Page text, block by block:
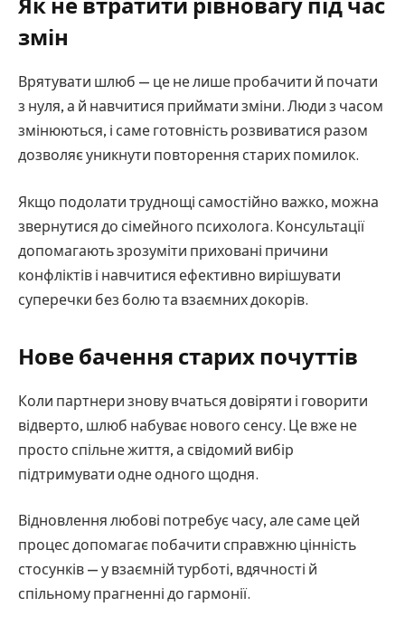
Як не втратити рівновагу під час
змін
Врятувати шлюб — це не лише пробачити й почати
з нуля, а й навчитися приймати зміни. Люди з часом
змінюються, і саме готовність розвиватися разом
дозволяє уникнути повторення старих помилок.
Якщо подолати труднощі самостійно важко, можна
звернутися до сімейного психолога. Консультації
допомагають зрозуміти приховані причини
конфліктів і навчитися ефективно вирішувати
суперечки без болю та взаємних докорів.
Нове бачення старих почуттів
Коли партнери знову вчаться довіряти і говорити
відверто, шлюб набуває нового сенсу. Це вже не
просто спільне життя, а свідомий вибір
підтримувати одне одного щодня.
Відновлення любові потребує часу, але саме цей
процес допомагає побачити справжню цінність
стосунків — у взаємній турботі, вдячності й
спільному прагненні до гармонії.